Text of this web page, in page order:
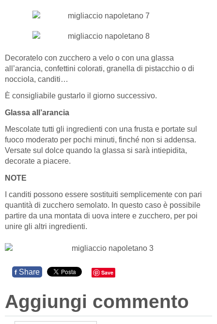
Decoratelo con zucchero a velo o con una glassa
all’arancia, confettini colorati, granella di pistacchio o di
nocciola, canditi…
È consigliabile gustarlo il giorno successivo.
Glassa all’arancia
Mescolate tutti gli ingredienti con una frusta e portate sul
fuoco moderato per pochi minuti, finché non si addensa.
Versate sul dolce quando la glassa si sarà intiepidita,
decorate a piacere.
NOTE
I canditi possono essere sostituiti semplicemente con pari
quantità di zucchero semolato. In questo caso è possibile
partire da una montata di uova intere e zucchero, per poi
unire gli altri ingredienti.
f Share Save
Aggiungi commento